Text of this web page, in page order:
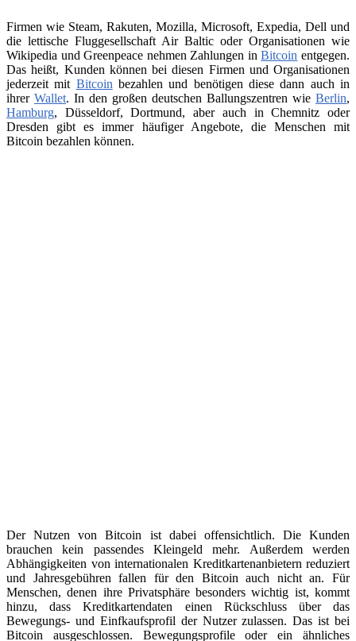
Firmen wie Steam, Rakuten, Mozilla, Microsoft, Expedia, Dell und
die lettische Fluggesellschaft Air Baltic oder Organisationen wie
Wikipedia und Greenpeace nehmen Zahlungen inBitcoin entgegen.
Das heißt, Kunden können bei diesen Firmen und Organisationen
jederzeit mit Bitcoin bezahlen und benötigen diese dann auch in
ihrer Wallet. In den großen deutschen Ballungszentren wie Berlin,
Hamburg, Düsseldorf, Dortmund, aber auch in Chemnitz oder
Dresden gibt es immer häufiger Angebote, die Menschen mit
Bitcoin bezahlen können.
Der Nutzen von Bitcoin ist dabei offensichtlich. Die Kunden
brauchen kein passendes Kleingeld mehr. Außerdem werden
Abhängigkeiten von internationalen Kreditkartenanbietern reduziert
und Jahresgebühren fallen für den Bitcoin auch nicht an. Für
Menschen, denen ihre Privatsphäre besonders wichtig ist, kommt
hinzu, dass Kreditkartendaten einen Rückschluss über das
Bewegungs- und Einfkaufsprofil der Nutzer zulassen. Das ist bei
Bitcoin ausgeschlossen. Bewegungsprofile oder ein ähnliches